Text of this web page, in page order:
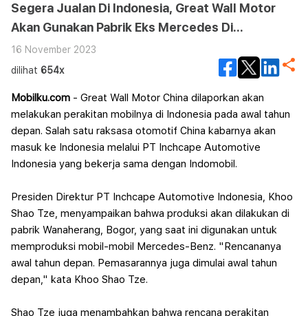
Segera Jualan Di Indonesia, Great Wall Motor
Akan Gunakan Pabrik Eks Mercedes Di
Wanaherang
16 November 2023
dilihat 654x
Mobilku.com - Great Wall Motor China dilaporkan akan
melakukan perakitan mobilnya di Indonesia pada awal tahun
depan. Salah satu raksasa otomotif China kabarnya akan
masuk ke Indonesia melalui PT Inchcape Automotive
Indonesia yang bekerja sama dengan Indomobil.
Presiden Direktur PT Inchcape Automotive Indonesia, Khoo
Shao Tze, menyampaikan bahwa produksi akan dilakukan di
pabrik Wanaherang, Bogor, yang saat ini digunakan untuk
memproduksi mobil-mobil Mercedes-Benz. "Rencananya
awal tahun depan. Pemasarannya juga dimulai awal tahun
depan," kata Khoo Shao Tze.
Shao Tze juga menambahkan bahwa rencana perakitan